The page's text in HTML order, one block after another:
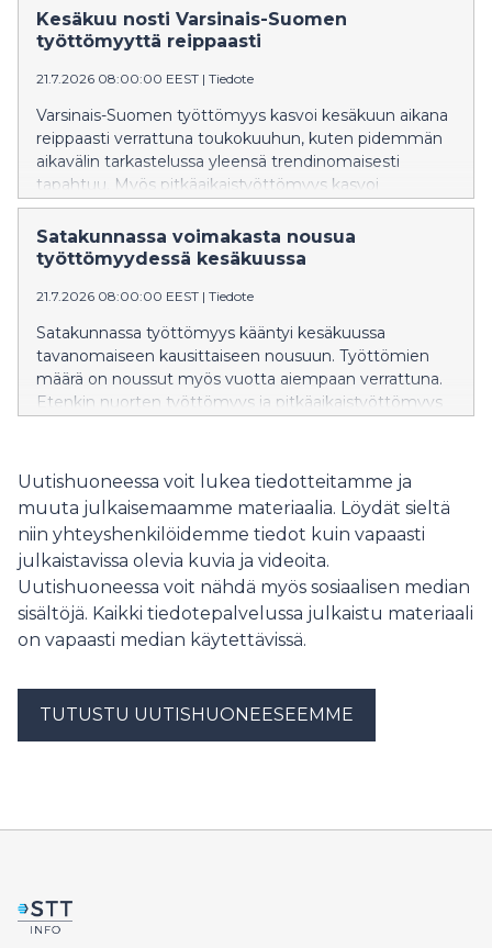
jokihelmisimpukan eli raakun sekä sen isäntäkalan
taimenen elinympäristöjä Satakunnan ainoassa jäljellä
järjestetään mediapäivä 6.8.2026, jolloin kunnostuksia
Kesäkuu nosti Varsinais-Suomen
työttömyyttä reippaasti
21.7.2026 08:00:00 EEST | Tiedote
Varsinais-Suomen työttömyys kasvoi kesäkuun aikana
reippaasti verrattuna toukokuuhun, kuten pidemmän
aikavälin tarkastelussa yleensä trendinomaisesti
tapahtuu. Myös pitkäaikaistyöttömyys kasvoi
kesäkuun aikana voimakkaasti. Julkisten palveluiden
kautta mitattava työvoiman kysyntä pysyi edelleen
melko vaisuna, mutta avoimien työpaikkojen määrä
Satakunnassa voimakasta nousua
työttömyydessä kesäkuussa
21.7.2026 08:00:00 EEST | Tiedote
Satakunnassa työttömyys kääntyi kesäkuussa
tavanomaiseen kausittaiseen nousuun. Työttömien
määrä on noussut myös vuotta aiempaan verrattuna.
Etenkin nuorten työttömyys ja pitkäaikaistyöttömyys
Uutishuoneessa voit lukea tiedotteitamme ja
muuta julkaisemaamme materiaalia. Löydät sieltä
niin yhteyshenkilöidemme tiedot kuin vapaasti
julkaistavissa olevia kuvia ja videoita.
Uutishuoneessa voit nähdä myös sosiaalisen median
sisältöjä. Kaikki tiedotepalvelussa julkaistu materiaali
on vapaasti median käytettävissä.
TUTUSTU UUTISHUONEESEEMME